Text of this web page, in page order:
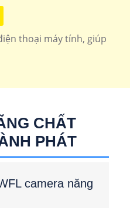
thoại máy tính, giúp
CHẤT
PHÁT
camera năng